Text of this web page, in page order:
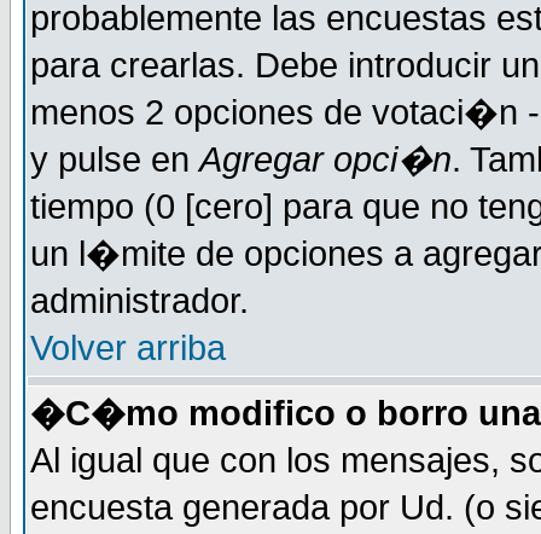
probablemente las encuestas
para crearlas. Debe introducir
menos 2 opciones de votaci�n
y pulse enAgregar opci�n.
tiempo (0 [cero] para que no
un l�mite de opciones a
administrador.
Volver arriba
�C�mo modifico o borro
Al igual que con los mensajes,
encuesta generada por Ud. (o